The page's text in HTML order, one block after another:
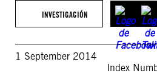
INVESTIGACIÓN
1 September 2014
Index